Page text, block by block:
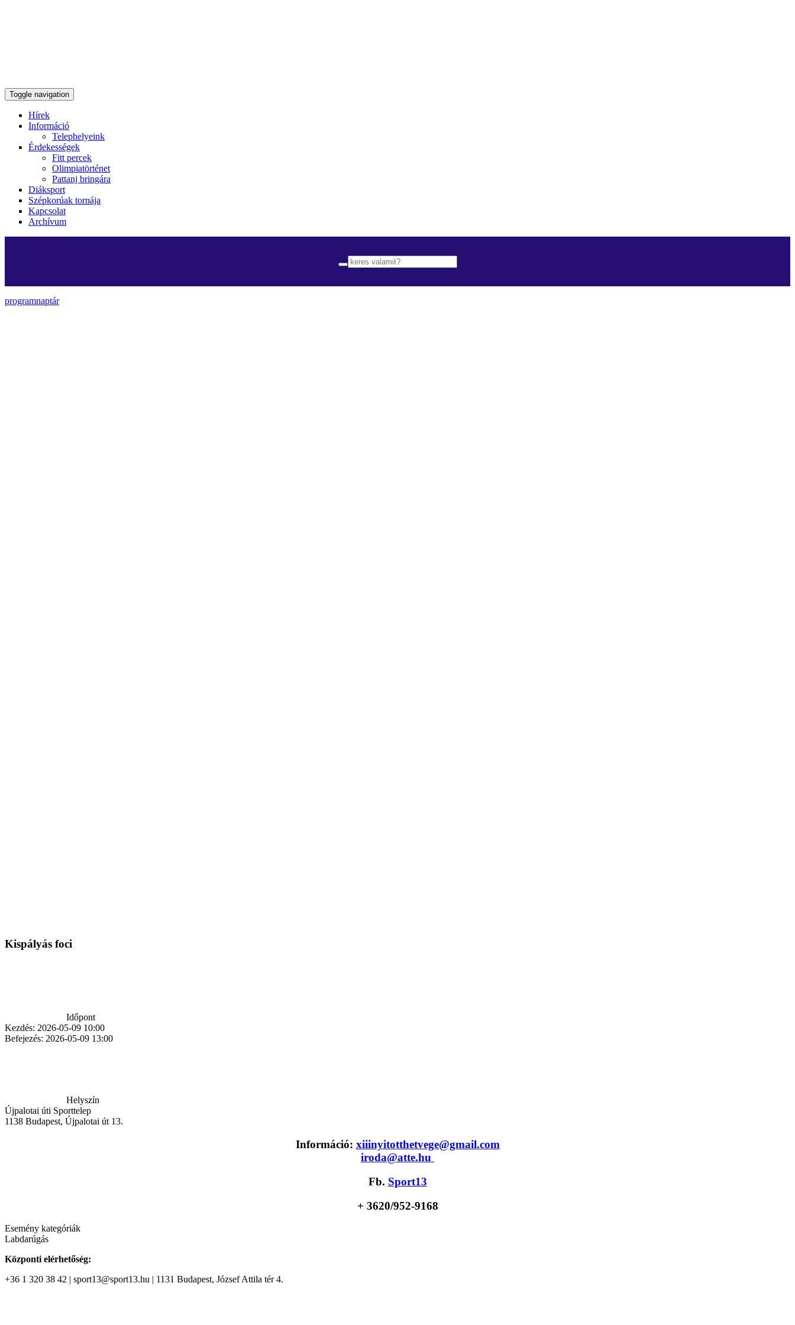
Toggle navigation
Hírek
Információ
Telephelyeink
Érdekességek
Fitt percek
Olimpiatörténet
Pattanj bringára
Diáksport
Szépkorúak tornája
Kapcsolat
Archívum
programnaptár
Kispályás foci
Időpont
Kezdés: 2026-05-09 10:00
Befejezés: 2026-05-09 13:00
Helyszín
Újpalotai úti Sporttelep
1138 Budapest, Újpalotai út 13.
Információ: xiiinyitotthetvege@gmail.com
iroda@atte.hu
Fb. Sport13
+ 3620/952-9168
Esemény kategóriák
Labdarúgás
Központi elérhetőség:
+36 1 320 38 42 | sport13@sport13.hu | 1131 Budapest, József Attila tér 4.